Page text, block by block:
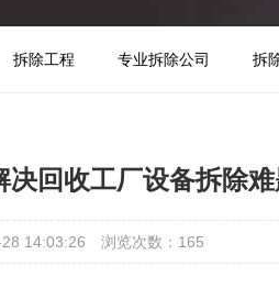
拆除工程 专业拆除公司 拆
决回收工厂设备拆除
14:03:26 浏览次数： 165